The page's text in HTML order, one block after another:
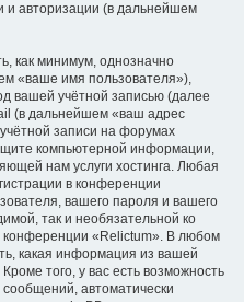
и авторизации (в дальнейшем
как минимум, однозначно
«ваше имя пользователя»),
вашей учётной записью (далее
(в дальнейшем «ваш адрес
записи на форумах
компьютерной информации,
нам услуги хостинга. Любая
в конференции
вашего пароля и вашего
так и необязательной ко
конференции «Relictum». В любом
какая информация из вашей
того, у вас есть возможность
сообщений, автоматически